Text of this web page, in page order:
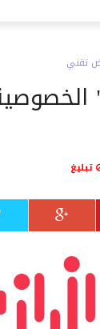
تقني
تبليغ